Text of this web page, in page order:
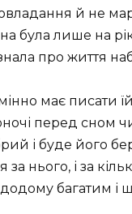
й не
була лише на
про життя
має писати
перед сном
і буде його
нього, і за
багатим і